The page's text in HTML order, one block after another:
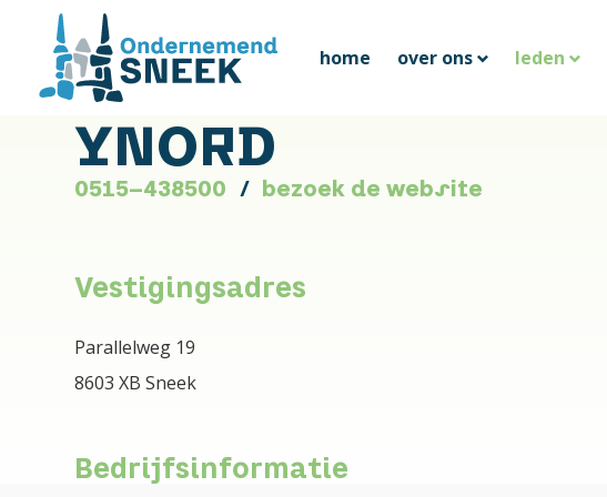
home over ons leden
YNORD
0515-438500 bezoek de website
Vestigingsadres
Parallelweg 19
8603 XB Sneek
Bedrijfsinformatie